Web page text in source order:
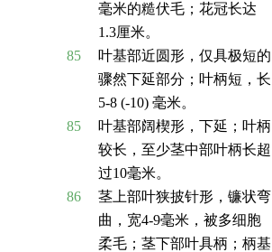
毫米的糙伏毛；花冠长达
1.3厘米。
85
叶基部近圆形，仅具极短的
骤然下延部分；叶柄短，长
5-8 (-10) 毫米。
85
叶基部阔楔形，下延；叶柄
较长，至少茎中部叶柄长超
过10毫米。
86
茎上部叶狭披针形，镰状弯
曲，宽4-9毫米，被多细胞
柔毛；茎下部叶具柄；柄基